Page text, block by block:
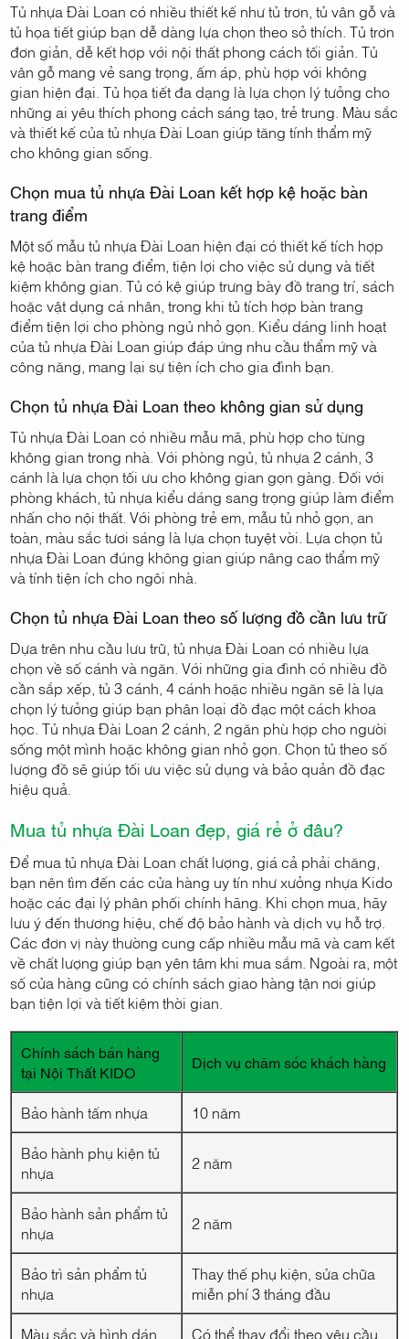
Tủ nhựa Đài Loan có nhiều thiết kế như tủ trơn, tủ vân gỗ và
tủ họa tiết giúp bạn dễ dàng lựa chọn theo sở thích. Tủ trơn
đơn giản, dễ kết hợp với nội thất phong cách tối giản. Tủ
vân gỗ mang vẻ sang trọng, ấm áp, phù hợp với không
gian hiện đại. Tủ họa tiết đa dạng là lựa chọn lý tưởng cho
những ai yêu thích phong cách sáng tạo, trẻ trung. Màu sắc
và thiết kế của tủ nhựa Đài Loan giúp tăng tính thẩm mỹ
cho không gian sống.
Chọn mua tủ nhựa Đài Loan kết hợp kệ hoặc bàn
trang điểm
Một số mẫu tủ nhựa Đài Loan hiện đại có thiết kế tích hợp
kệ hoặc bàn trang điểm, tiện lợi cho việc sử dụng và tiết
kiệm không gian. Tủ có kệ giúp trưng bày đồ trang trí, sách
hoặc vật dụng cá nhân, trong khi tủ tích hợp bàn trang
điểm tiện lợi cho phòng ngủ nhỏ gọn. Kiểu dáng linh hoạt
của tủ nhựa Đài Loan giúp đáp ứng nhu cầu thẩm mỹ và
công năng, mang lại sự tiện ích cho gia đình bạn.
Chọn tủ nhựa Đài Loan theo không gian sử dụng
Tủ nhựa Đài Loan có nhiều mẫu mã, phù hợp cho từng
không gian trong nhà. Với phòng ngủ, tủ nhựa 2 cánh, 3
cánh là lựa chọn tối ưu cho không gian gọn gàng. Đối với
phòng khách, tủ nhựa kiểu dáng sang trọng giúp làm điểm
nhấn cho nội thất. Với phòng trẻ em, mẫu tủ nhỏ gọn, an
toàn, màu sắc tươi sáng là lựa chọn tuyệt vời. Lựa chọn tủ
nhựa Đài Loan đúng không gian giúp nâng cao thẩm mỹ
và tính tiện ích cho ngôi nhà.
Chọn tủ nhựa Đài Loan theo số lượng đồ cần lưu trữ
Dựa trên nhu cầu lưu trữ, tủ nhựa Đài Loan có nhiều lựa
chọn về số cánh và ngăn. Với những gia đình có nhiều đồ
cần sắp xếp, tủ 3 cánh, 4 cánh hoặc nhiều ngăn sẽ là lựa
chọn lý tưởng giúp bạn phân loại đồ đạc một cách khoa
học. Tủ nhựa Đài Loan 2 cánh, 2 ngăn phù hợp cho người
sống một mình hoặc không gian nhỏ gọn. Chọn tủ theo số
lượng đồ sẽ giúp tối ưu việc sử dụng và bảo quản đồ đạc
hiệu quả.
Mua tủ nhựa Đài Loan đẹp, giá rẻ ở đâu?
Để mua tủ nhựa Đài Loan chất lượng, giá cả phải chăng,
bạn nên tìm đến các cửa hàng uy tín như xưởng nhựa Kido
hoặc các đại lý phân phối chính hãng. Khi chọn mua, hãy
lưu ý đến thương hiệu, chế độ bảo hành và dịch vụ hỗ trợ.
Các đơn vị này thường cung cấp nhiều mẫu mã và cam kết
về chất lượng giúp bạn yên tâm khi mua sắm. Ngoài ra, một
số cửa hàng cũng có chính sách giao hàng tận nơi giúp
bạn tiện lợi và tiết kiệm thời gian.
Chính sách bán hàng
tại Nội Thất KIDO
Dịch vụ chăm sóc khách hàng
Bảo hành tấm nhựa
10 năm
Bảo hành phụ kiện tủ
nhựa
2 năm
Bảo hành sản phẩm tủ
nhựa
2 năm
Bảo trì sản phẩm tủ
nhựa
Thay thế phụ kiện, sửa chữa
miễn phí 3 tháng đầu
Màu sắc và hình dán
Có thể thay đổi theo yêu cầu